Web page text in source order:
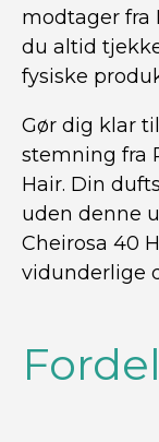
modtager fra
du altid
fysiske
Gør dig klar
stemning fra
Hair. Din
uden denne
Cheirosa 40
vidunderlige